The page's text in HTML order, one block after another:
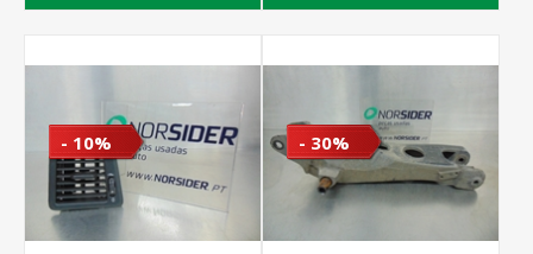
- 10% - 30%